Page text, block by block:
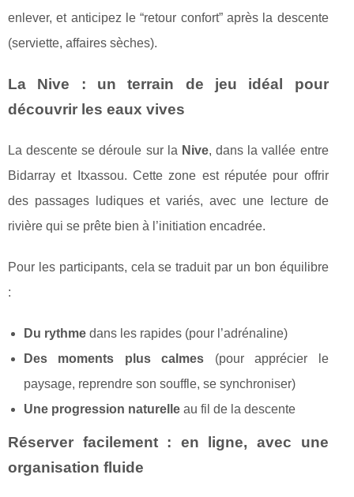
enlever, et anticipez le “retour confort” après la descente
(serviette, affaires sèches).
La Nive : un terrain de jeu idéal pour
découvrir les eaux vives
La descente se déroule sur la Nive, dans la vallée entre
Bidarray et Itxassou. Cette zone est réputée pour offrir
des passages ludiques et variés, avec une lecture de
rivière qui se prête bien à l’initiation encadrée.
Pour les participants, cela se traduit par un bon équilibre
:
Du rythme dans les rapides (pour l’adrénaline)
Des moments plus calmes (pour apprécier le
paysage, reprendre son souffle, se synchroniser)
Une progression naturelle au fil de la descente
Réserver facilement : en ligne, avec une
organisation fluide